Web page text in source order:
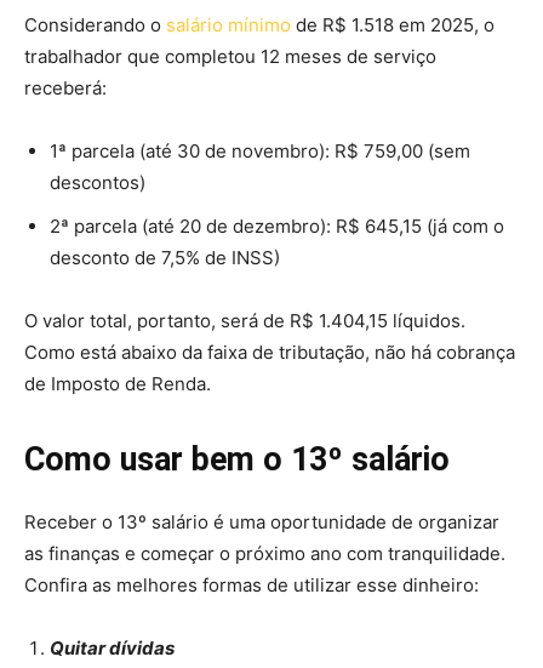
Considerando o salário mínimo de R$ 1.518 em 2025, o
trabalhador que completou 12 meses de serviço
receberá:
1ª parcela (até 30 de novembro): R$ 759,00 (sem
descontos)
2ª parcela (até 20 de dezembro): R$ 645,15 (já com o
desconto de 7,5% de INSS)
O valor total, portanto, será de R$ 1.404,15 líquidos.
Como está abaixo da faixa de tributação, não há cobrança
de Imposto de Renda.
Como usar bem o 13º salário
Receber o 13º salário é uma oportunidade de organizar
as finanças e começar o próximo ano com tranquilidade.
Confira as melhores formas de utilizar esse dinheiro:
Quitar dívidas